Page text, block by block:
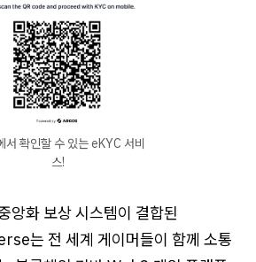
서 확인할 수 있는 eKYC 서비
스!
앙화 보상 시스템이 결합된
는 전 세계 게이머들이 함께 소통